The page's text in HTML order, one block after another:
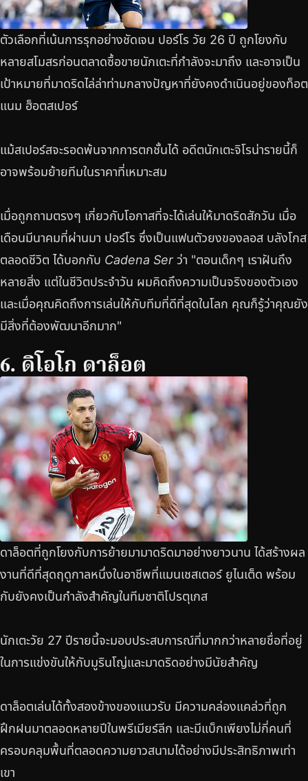
ตัวเลือกที่เน้นการรุกอย่างชัดเจน ปอร์โร วัย 26 ปี ถูกโยงกับ
หลายสโมสรก่อนตลาดซื้อขายนักเตะที่กำลังจะมาถึง และอาจเป็น
เป้าหมายที่มาดริดไล่ล่าท่ามกลางปัญหาที่ยังคงดำเนินอยู่ของท็อต
แนม ฮ็อตสเปอร์
แม้สเปอร์สจะรอดพ้นจากการตกชั้นได้ อดีตนักเตะจิโรน่ารายนี้ก็
อาจพร้อมย้ายทีมในราคาที่เหมาะสม
เมื่อถูกถามตรงๆ เกี่ยวกับโอกาสที่จะได้เล่นให้มาดริดสักวัน เมื่อ
เดือนมีนาคมที่ผ่านมา ปอร์โร ซึ่งเป็นแฟนตัวยงของลอส บลังโกส
ตลอดชีวิต ได้บอกกับ Cadena Ser ว่า "ตอนเด็กๆ เราฝันถึง
หลายสิ่ง แต่ในชีวิตประจำวัน ผมคิดถึงความเป็นจริงของตัวเอง
และเมื่อคุณคิดถึงการเล่นให้กับทีมที่ดีที่สุดในโลก คุณก็รู้ว่าคุณยัง
มีสิ่งที่ต้องพัฒนาอีกมาก"
6. ดิโอโก ดาล็อต
ดาล็อตที่ถูกโยงกับการย้ายมามาดริดมาอย่างยาวนาน ได้สร้างผล
งานที่ดีที่สุดฤดูกาลหนึ่งในอาชีพที่แมนเชสเตอร์ ยูไนเต็ด พร้อม
กับยังคงเป็นกำลังสำคัญในทีมชาติโปรตุเกส
นักเตะวัย 27 ปีรายนี้จะมอบประสบการณ์ที่มากกว่าหลายชื่อที่อยู่
ในการแข่งขันให้กับมูรินโญ่และมาดริดอย่างมีนัยสำคัญ
ดาล็อตเล่นได้ทั้งสองข้างของแนวรับ มีความคล่องแคล่วที่ถูก
ฝึกฝนมาตลอดหลายปีในพรีเมียร์ลีก และมีแบ็กเพียงไม่กี่คนที่
ครอบคลุมพื้นที่ตลอดความยาวสนามได้อย่างมีประสิทธิภาพเท่า
เขา